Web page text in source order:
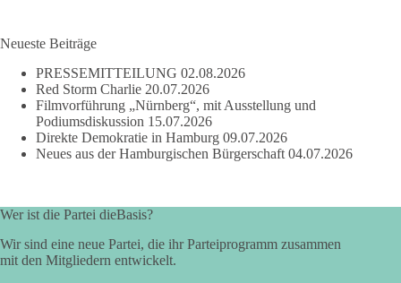
Neueste Beiträge
PRESSEMITTEILUNG 02.08.2026
Red Storm Charlie 20.07.2026
Filmvorführung „Nürnberg“, mit Ausstellung und
Podiumsdiskussion 15.07.2026
Direkte Demokratie in Hamburg 09.07.2026
Neues aus der Hamburgischen Bürgerschaft 04.07.2026
Wer ist die Partei dieBasis?
Wir sind eine neue Partei, die ihr Parteiprogramm zusammen
mit den Mitgliedern entwickelt.